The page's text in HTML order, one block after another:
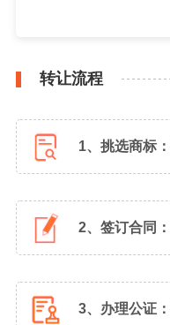
转让流程
1、挑选商标：
2、签订合同：
3、办理公证：